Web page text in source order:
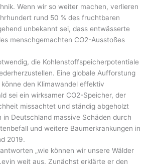
Wenn wir so weiter machen, verlieren
rund 50 % des fruchtbaren
unbekannt sei, dass entwässerte
menschgemachten CO2-Ausstoßes
die Kohlenstoffspeicherpotentiale
Eine globale Aufforstung
den Klimawandel effektiv
sei ein wirksamer CO2-Speicher, der
missachtet und ständig abgeholzt
in Deutschland massive Schäden durch
und weitere Baumerkrankungen in
2019.
„wie können wir unsere Wälder
weit aus. Zunächst erklärte er den